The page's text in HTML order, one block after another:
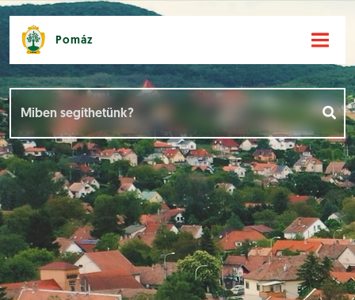
Pomáz
Események []
Dokumentumok [ ]
Aloldalak []